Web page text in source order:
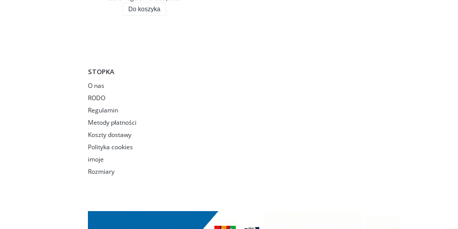
Do koszyka
STOPKA
O nas
RODO
Regulamin
Metody płatności
Koszty dostawy
Polityka cookies
imoje
Rozmiary